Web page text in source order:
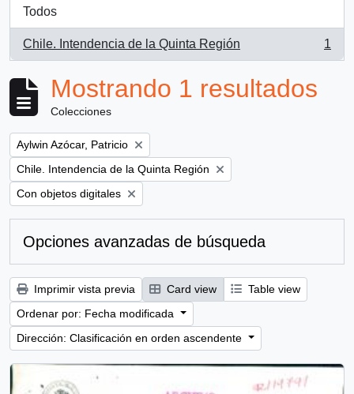
Todos
Chile. Intendencia de la Quinta Región
, 1 resultados
1
Mostrando 1 resultados
Colecciones
Remove filter:
Aylwin Azócar, Patricio
Remove filter:
Chile. Intendencia de la Quinta Región
Remove filter:
Con objetos digitales
Opciones avanzadas de búsqueda
Imprimir vista previa Card view
Table view
Ordenar por: Fecha modificada
Dirección: Clasificación en orden ascendente